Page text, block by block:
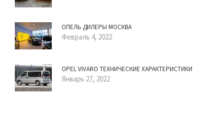
ОПЕЛЬ ДИЛЕРЫ МОСКВА
Февраль 4, 2022
OPEL VIVARO ТЕХНИЧЕСКИЕ ХАРАКТЕРИСТИКИ
Январь 27, 2022